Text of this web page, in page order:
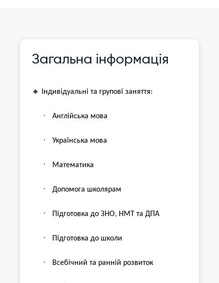
Зареєструвати
дитину
Загальна інформація
🔸 Індивідуальні та групові заняття:
· Англійська мова
· Українська мова
· Математика
· Допомога школярам
· Підготовка до ЗНО, НМТ та ДПА
· Підготовка до школи
· Всебічний та ранній розвиток